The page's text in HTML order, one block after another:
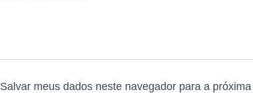
Salvar meus dados neste navegador para a